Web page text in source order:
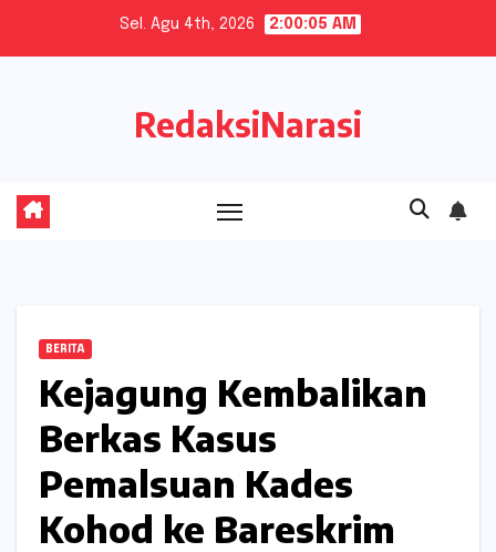
Sel. Agu 4th, 2026 2:00:06 AM
RedaksiNarasi
BERITA
Kejagung Kembalikan
Berkas Kasus
Pemalsuan Kades
Kohod ke Bareskrim